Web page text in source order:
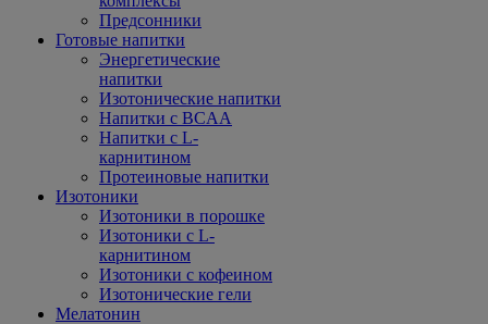
Предсонники
Готовые напитки
Энергетические
напитки
Изотонические напитки
Напитки с BCAA
Напитки с L-
карнитином
Протеиновые напитки
Изотоники
Изотоники в порошке
Изотоники с L-
карнитином
Изотоники с кофеином
Изотонические гели
Мелатонин